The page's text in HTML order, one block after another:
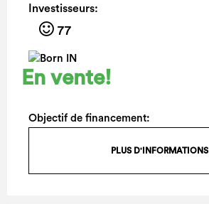
Investisseurs:
77
En vente!
Objectif de financement:
PLUS D'INFORMATIONS